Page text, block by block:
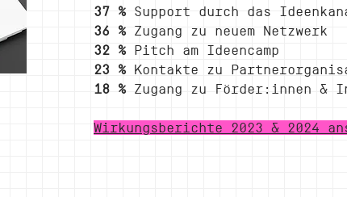
37 % Support durch das
36 % Zugang zu neuem Netzwerk
32 % Pitch am Ideencamp
23 % Kontakte zu
18 %Zugang zu Förder:innen &
Wirkungsberichte 2023 & 2024